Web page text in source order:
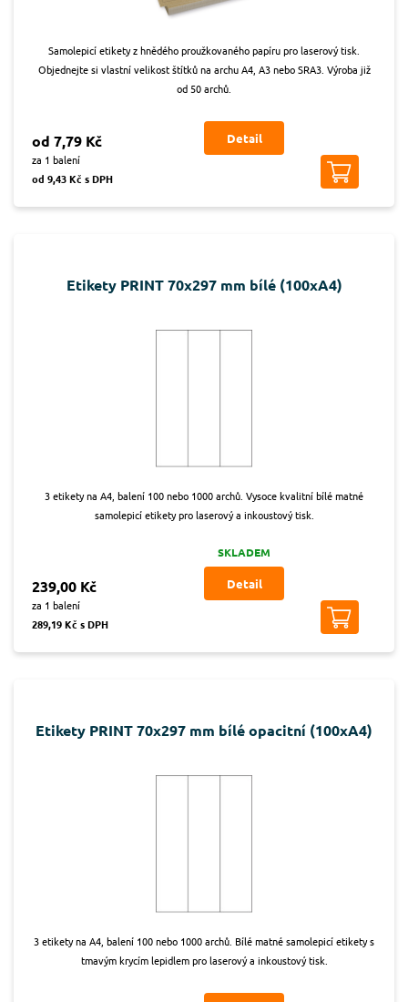
Samolepicí etikety z hnědého proužkovaného papíru pro laserový tisk.
Objednejte si vlastní velikost štítků na archu A4, A3 nebo SRA3. Výroba již
od 50 archů.
od 7,79 Kč
za 1 balení
od 9,43 Kč s DPH
Detail
Etikety PRINT 70x297 mm bílé (100xA4)
3 etikety na A4, balení 100 nebo 1000 archů. Vysoce kvalitní bílé matné
samolepicí etikety pro laserový a inkoustový tisk.
239,00 Kč
za 1 balení
289,19 Kč s DPH
SKLADEM
Detail
Etikety PRINT 70x297 mm bílé opacitní (100xA4)
3 etikety na A4, balení 100 nebo 1000 archů. Bílé matné samolepicí etikety s
tmavým krycím lepidlem pro laserový a inkoustový tisk.